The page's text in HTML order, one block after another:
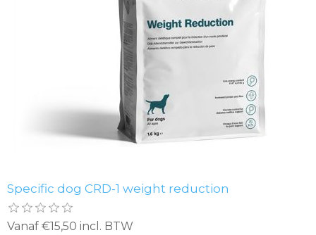
Specific dog CRD-1 weight reduction
Vanaf €15,50 incl. BTW